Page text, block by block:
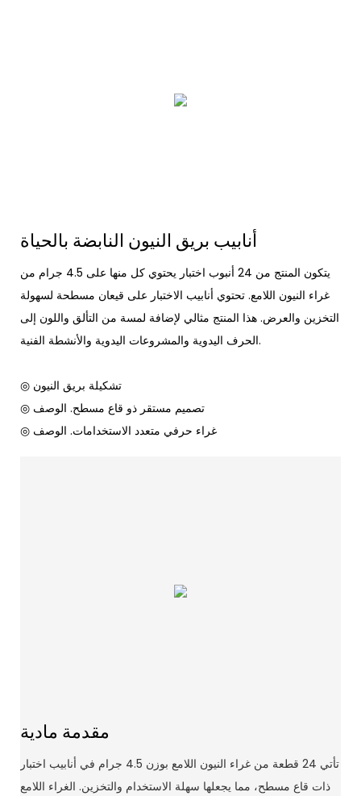
يتكون المنتج من 24 أنبوب اختبار يحتوي كل منها على 4.5 جرام من
غراء النيون اللامع. تحتوي أنابيب الاختبار على قيعان مسطحة لسهولة
التخزين والعرض. هذا المنتج مثالي لإضافة لمسة من التألق واللون إلى
الحرف اليدوية والمشروعات اليدوية والأنشطة الفنية.
◎ تصميم مستقر ذو قاع مسطح. الوصف
◎ غراء حرفي متعدد الاستخدامات. الوصف
مقدمة مادية
تأتي 24 قطعة من غراء النيون اللامع بوزن 4.5 جرام في أنابيب اختبار
ذات قاع مسطح، مما يجعلها سهلة الاستخدام والتخزين. الغراء اللامع